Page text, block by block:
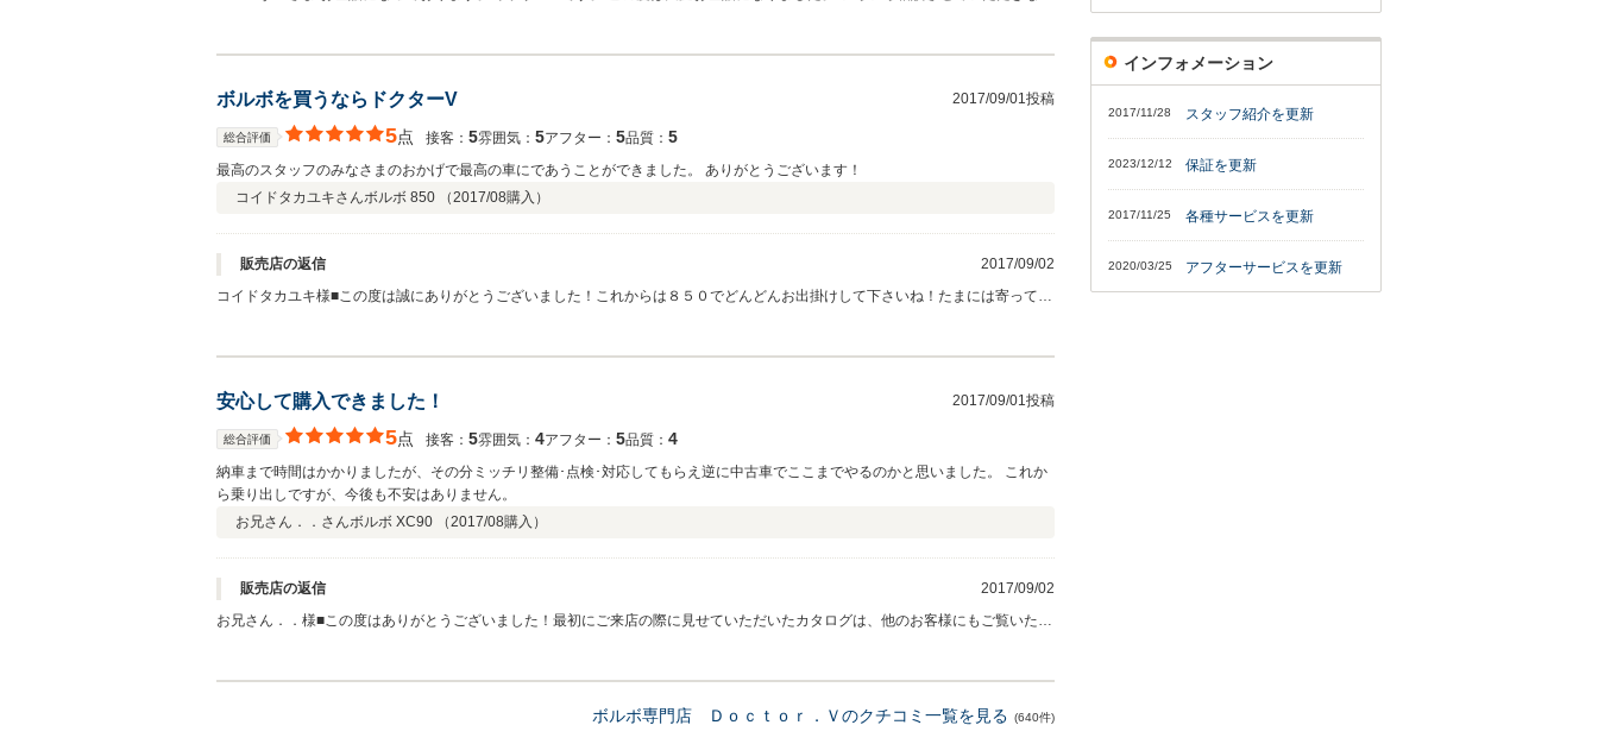
ボルボを買うならドクターV 2017/09/01投稿
総合評価 5点 接客： 5雰囲気： 5アフター： 5品質： 5
最高のスタッフのみなさまのおかげで最高の車にであうことができました。 ありがとうございます！
コイドタカユキさんボルボ 850 （2017/08購入）
販売店の返信
2017/09/02
コイドタカユキ様■この度は誠にありがとうございました！これからは８５０でどんどんお出掛けして下さいね！たまには寄ってい
安心して購入できました！ 2017/09/01投稿
総合評価 5点 接客： 5雰囲気： 4アフター： 5品質： 4
納車まで時間はかかりましたが、その分ミッチリ整備･点検･対応してもらえ逆に中古車でここまでやるのかと思いました。 これか
ら乗り出しですが、今後も不安はありません。
お兄さん．．さんボルボ XC90 （2017/08購入）
販売店の返信
2017/09/02
お兄さん．．様■この度はありがとうございました！最初にご来店の際に見せていただいたカタログは、他のお客様にもご覧いただ
ボルボ専門店 Ｄｏｃｔｏｒ．Ｖのクチコミ一覧を見る (640件)
インフォメーション
2017/11/28 スタッフ紹介を更新
2023/12/12 保証を更新
2017/11/25 各種サービスを更新
2020/03/25 アフターサービスを更新